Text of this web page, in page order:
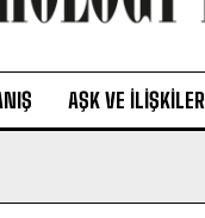
AŞK VE İLIŞKILER